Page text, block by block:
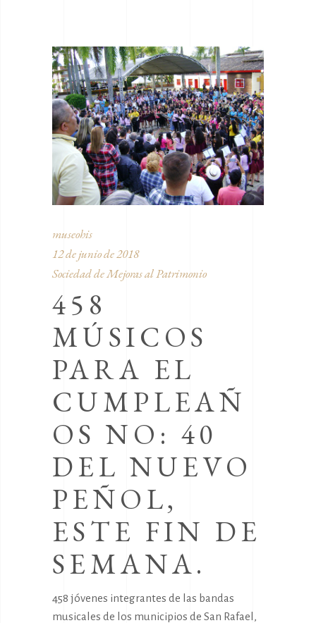
museohis
12 de junio de 2018
Sociedad de Mejoras al Patrimonio
458
MÚSICOS
PARA EL
CUMPLEAÑ
OS NO: 40
DEL NUEVO
PEÑOL,
ESTE FIN DE
SEMANA.
458 jóvenes integrantes de las bandas
musicales de los municipios de San Rafael,